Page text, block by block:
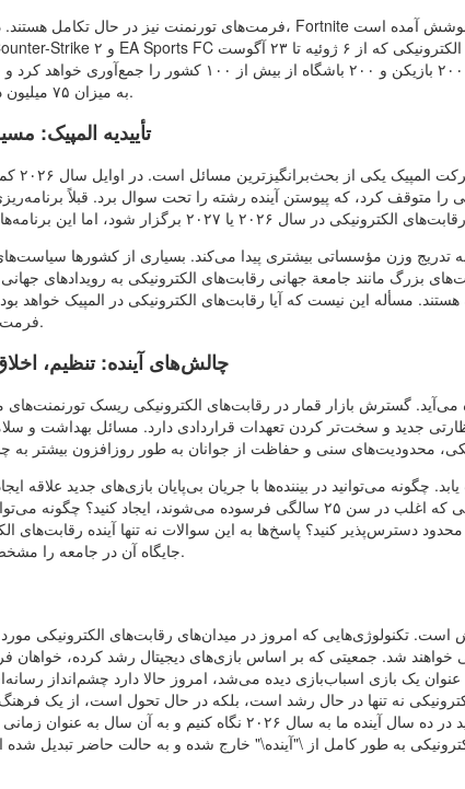
۲۰۲۶ در پاریس برگزار خواهد شد، بیش از ۲۰۰۰ بازیکن و ۲۰۰ باشگاه از بیش از ۱۰۰ کشور
به میزان ۷۵ میلیون دلار خواهد بود.
تأییدیه المپیک:
مسأله پیوستن
را متوقف کرد، که پیوستن آینده رشته را تحت سوال برد. قبلاً
به تدریج وزن مؤسساتى بیشتری پیدا می‌کند. بسیاری از کشورها
بزرگ مانند جامعة جهانی رقابت‌های الکترونیکی به رویدادهای
مسأله این نیست که آیا رقابت‌های الکترونیکی در المپیک خواهد
فرمت آن خواهد بود.
چالش‌های آینده: تنظیم،
می‌آید. گسترش بازار قمار در رقابت‌های الکترونیکی ریسک تورنمنت‌های
جدید و سخت‌تر کردن تعهدات قراردادی دارد. مسائل بهداشت و
چگونه می‌توانید در بیننده‌ها با جریان بی‌پایان بازی‌های جدید علاقه
می‌توانید شغل‌های بلندمدت برای بازیکنانی که اغلب در سن ۲۵ سالگی فرسوده می‌شوند، ایجاد
محدود دسترس‌پذیر کنید؟ پاسخ‌ها به این سوالات نه تنها آینده رقابت‌های
جایگاه آن در جامعه را مشخص خواهند کرد.
است. تکنولوژی‌هایی که امروز در میدان‌های رقابت‌های الکترونیکی
شد. جمعیتی که بر اساس بازی‌های دیجیتال رشد کرده، خواهان
یک بازی اسباب‌بازی دیده می‌شد، امروز حالا دارد چشم‌انداز
نه تنها در حال رشد است، بلکه در حال تحول است، از یک
پدیده فرهنگى جهانی تبدیل می‌شود. و شاید در ده سال آینده ما به سال ۲۰۲۶ نگاه کنیم و به